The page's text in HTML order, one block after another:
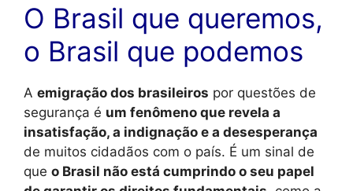
O Brasil que queremos,
o Brasil que podemos
A emigração dos brasileiros por questões de
segurança é um fenômeno que revela a
insatisfação, a indignação e a desesperança
de muitos cidadãos com o país. É um sinal de
que o Brasil não está cumprindo o seu papel